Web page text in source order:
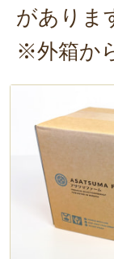
がありま
※外箱か